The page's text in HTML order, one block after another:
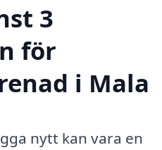
3
för
i Mala
nytt kan vara en